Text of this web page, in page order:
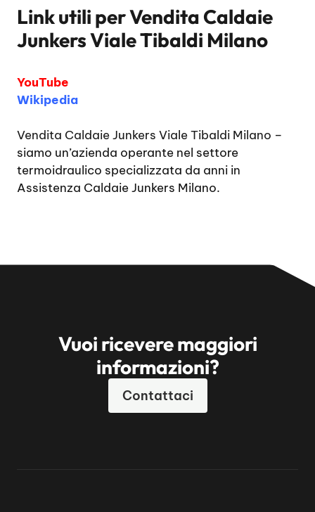
Link utili perVendita Caldaie
Junkers Viale Tibaldi Milano
YouTube
Wikipedia
Vendita Caldaie Junkers Viale Tibaldi Milano –
siamo un’azienda operante nel settore
termoidraulico specializzata da anni in
Assistenza Caldaie Junkers Milano.
Vuoi ricevere maggiori
informazioni?
Contattaci